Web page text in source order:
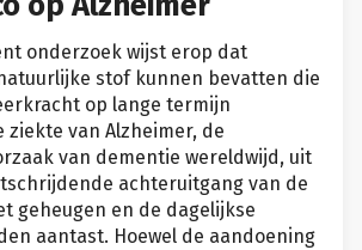
onderzoek wijst erop dat
stof kunnen bevatten die
op lange termijn
ziekte van Alzheimer, de
van dementie wereldwijd, uit
achteruitgang van de
geheugen en de dagelijkse
aantast. Hoewel de aandoening